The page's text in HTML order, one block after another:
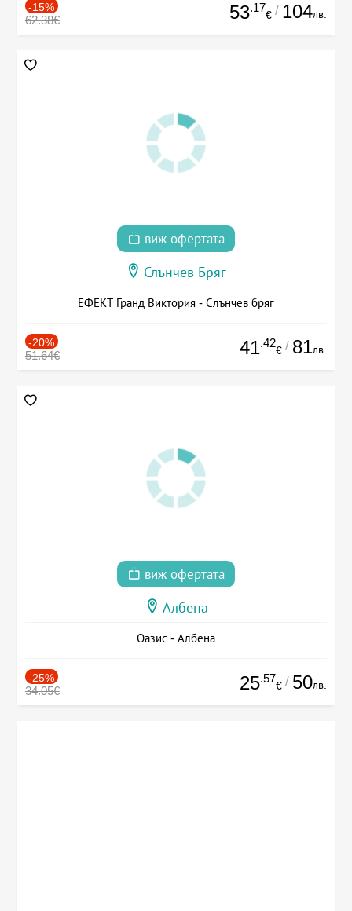
-15%
62.38€ 53.17
€ / 104лв.
виж офертата
Слънчев Бряг
ЕФЕКТ Гранд Виктория - Слънчев бряг
-20%
51.64€ 41.42
€ / 81лв.
виж офертата
Албена
Оазис - Албена
-25%
34.05€ 25.57
€ / 50лв.